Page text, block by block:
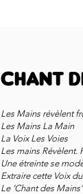
Chant
Les Mains révèlent
Les Mains La Main
La Voix Les Voies
Les mains Révèlent.
Une étreinte se
Extraire cette Voix
Le ‘Chant des